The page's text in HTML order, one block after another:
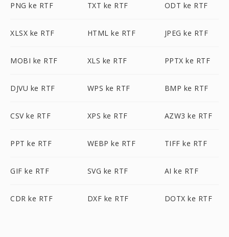
PNG ke RTF TXT ke RTF ODT ke RTF
XLSX ke RTF HTML ke RTF JPEG ke RTF
MOBI ke RTF XLS ke RTF PPTX ke RTF
DJVU ke RTF WPS ke RTF BMP ke RTF
CSV ke RTF XPS ke RTF AZW3 ke RTF
PPT ke RTF WEBP ke RTF TIFF ke RTF
GIF ke RTF SVG ke RTF AI ke RTF
CDR ke RTF DXF ke RTF DOTX ke RTF